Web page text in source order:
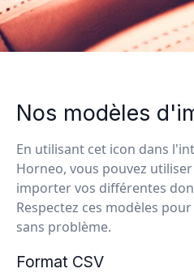
Nos modèles
En utilisant cet icon dans
Horneo, vous pouvez
importer vos différentes
Respectez ces modèles
sans problème.
Format CSV